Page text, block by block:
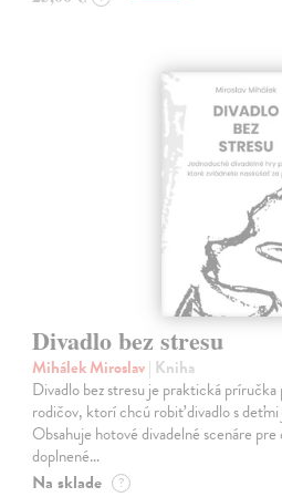
Divadlo bez stresu
Mihálek Miroslav| Kniha
Divadlo bez stresu je praktická
rodičov, ktorí chcú robiť divadlo s deťmi
Obsahuje hotové divadelné scenáre
doplnené…
Na sklade ?